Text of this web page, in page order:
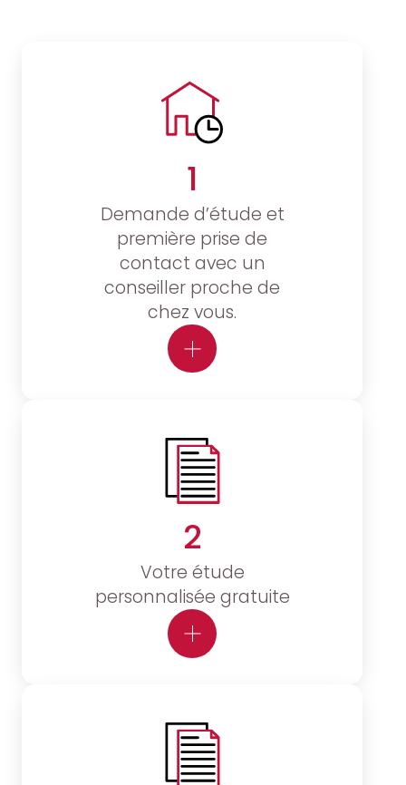
1
Demande d’étude et
première prise de
contact avec un
conseiller proche de
chez vous.
2
Votre étude
personnalisée gratuite